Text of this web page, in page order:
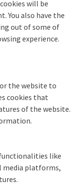
will be
You also have the
out of some of
experience.
the website to
cookies that
of the website.
like
media platforms,